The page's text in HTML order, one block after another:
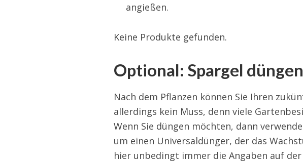
angießen.
Keine Produkte gefunden.
Optional: Spargel düngen
Nach dem Pflanzen können Sie Ihren
allerdings kein Muss, denn viele
Wenn Sie düngen möchten, dann
um einen Universaldünger, der das
hier unbedingt immer die Angaben auf